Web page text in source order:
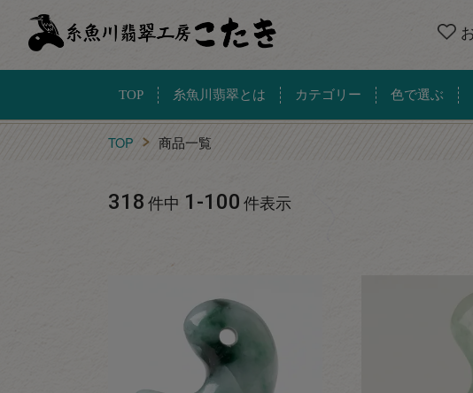
TOP 糸魚川翡翠とは カテゴリー 色で選ぶ
TOP 商品一覧
318件中 1 -100件表示